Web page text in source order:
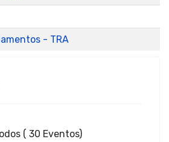
- TRA
( 30 Eventos)